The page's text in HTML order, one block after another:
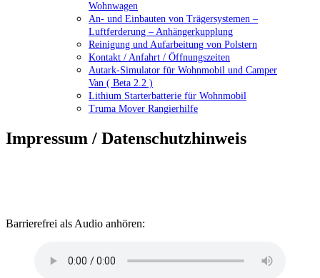
Wohnwagen
An- und Einbauten von Trägersystemen –
Luftferderung – Anhängerkupplung
Reinigung und Aufarbeitung von Polstern
Kontakt / Anfahrt / Öffnungszeiten
Autark-Simulator für Wohnmobil und Camper
Van ( Beta 2.2 )
Lithium Starterbatterie für Wohnmobil
Truma Mover Rangierhilfe
Impressum / Datenschutzhinweis
Barrierefrei als Audio anhören: